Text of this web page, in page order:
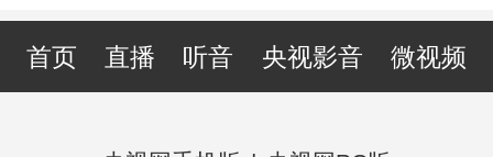
首页 直播 听音 央视影音 微视频